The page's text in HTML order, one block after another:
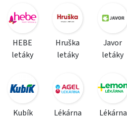
HEBE
letáky
Hruška
letáky
Javor
letáky
Kubík
Lékárna
Lékárna